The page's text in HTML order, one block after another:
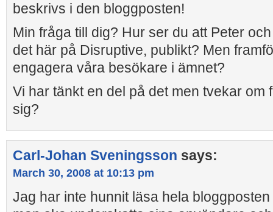
beskrivs i den bloggposten!
Min fråga till dig? Hur ser du att Peter
det här på Disruptive, publikt? Men
engagera våra besökare i ämnet?
Vi har tänkt en del på det men tvekar om
sig?
Carl-Johan Sveningsson says:
March 30, 2008 at 10:13 pm
Jag har inte hunnit läsa hela